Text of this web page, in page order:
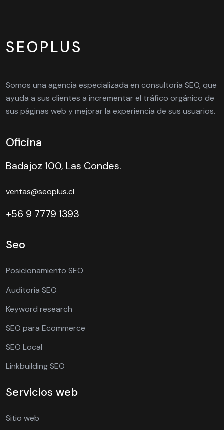
SEOPLUS
Somos una agencia especializada en consultoría SEO, que
ayuda a sus clientes a incrementar el tráfico orgánico de
sus páginas web y mejorar la experiencia de sus usuarios.
Oficina
Badajoz 100, Las Condes.
ventas@seoplus.cl
+56 9 7779 1393
Seo
Posicionamiento SEO
Auditoría SEO
Keyword research
SEO para Ecommerce
SEO Local
Linkbuilding SEO
Servicios web
Sitio web